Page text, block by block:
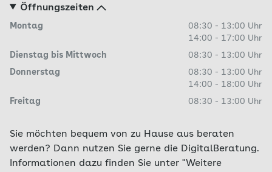
Öffnungszeiten
Montag 08:30 - 13:00 Uhr
14:00 - 17:00 Uhr
Dienstag bis Mittwoch
08:30 - 13:00 Uhr
Donnerstag
08:30 - 13:00 Uhr
14:00 - 18:00 Uhr
Freitag
08:30 - 13:00 Uhr
Sie möchten bequem von zu Hause aus beraten
werden? Dann nutzen Sie gerne die DigitalBeratung.
Informationen dazu finden Sie unter "Weitere